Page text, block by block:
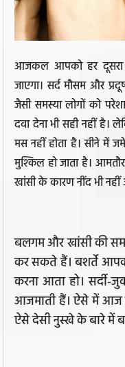
आजकल आपको हर दूसरा
जाएगा। सर्द मौसम और
जैसी समस्या लोगों को
दवा देना भी सही नहीं है।
मस नहीं होता है। सीने में
मुश्किल हो जाता है।
खांसी के कारण नींद भी
बलगम और खांसी की
कर सकते हैं। बशर्ते
करना आता हो। सर्दी-
आजमाती हैं। ऐसे में
ऐसे देसी नुस्खे के बारे में